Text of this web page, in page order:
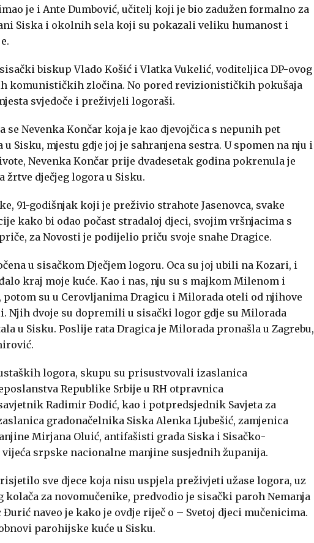
je i Ante Dumbović, učitelj koji je bio zadužen formalno za
Siska i okolnih sela koji su pokazali veliku humanost i
biskupVlado Košić iVlatka Vukelić, voditeljica DP-ovog
komunističkih zločina. No pored revizionističkih pokušaja
svjedoče i preživjeli logoraši.
se Nevenka Končar koja je kao djevojčica s nepunih pet
Sisku, mjestu gdje joj je sahranjena sestra. U spomen na nju i
Nevenka Končar prije dvadesetak godina pokrenula je
dječjeg logora u Sisku.
91-godišnjak koji je preživio strahote Jasenovca, svake
kako bi odao počast stradaloj djeci, svojim vršnjacima s
za Novosti je podijelio priču svoje snahe Dragice.
u sisačkom Dječjem logoru. Oca su joj ubili na Kozari, i
kraj moje kuće. Kao i nas, nju su s majkom Milenom i
potom su u Cerovljanima Dragicu i Milorada oteli od njihove
Njih dvoje su dopremili u sisački logor gdje su Milorada
u Sisku. Poslije rata Dragica je Milorada pronašla u Zagrebu,
logora, skupu su prisustvovali izaslanica
Republike Srbije u RH otpravnica
Radimir Đodić, kao i potpredsjednik Savjeta za
gradonačelnika Siska Alenka Ljubešić, zamjenica
Mirjana Oluić, antifašisti grada Siska i Sisačko-
srpske nacionalne manjine susjednih županija.
sve djece koja nisu uspjela preživjeti užase logora, uz
za novomučenike, predvodio je sisački paroh Nemanja
Đurić naveo je kako je ovdje riječ o – Svetoj djeci mučenicima.
parohijske kuće u Sisku.